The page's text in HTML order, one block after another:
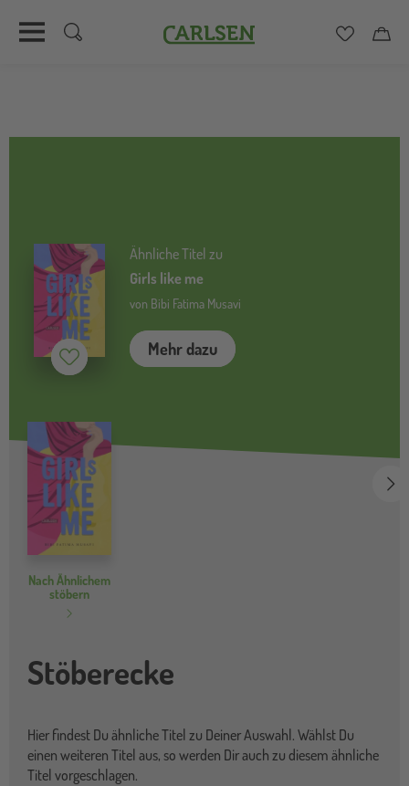
Carlsen
Ähnliche Titel zu
Girls like me
von Bibi Fatima Musavi
Mehr dazu
Merken ( inaktiv)
Nach Ähnlichem
stöbern
Stöberecke
Hier findest Du ähnliche Titel zu Deiner Auswahl. Wählst Du
einen weiteren Titel aus, so werden Dir auch zu diesem ähnliche
Titel vorgeschlagen.